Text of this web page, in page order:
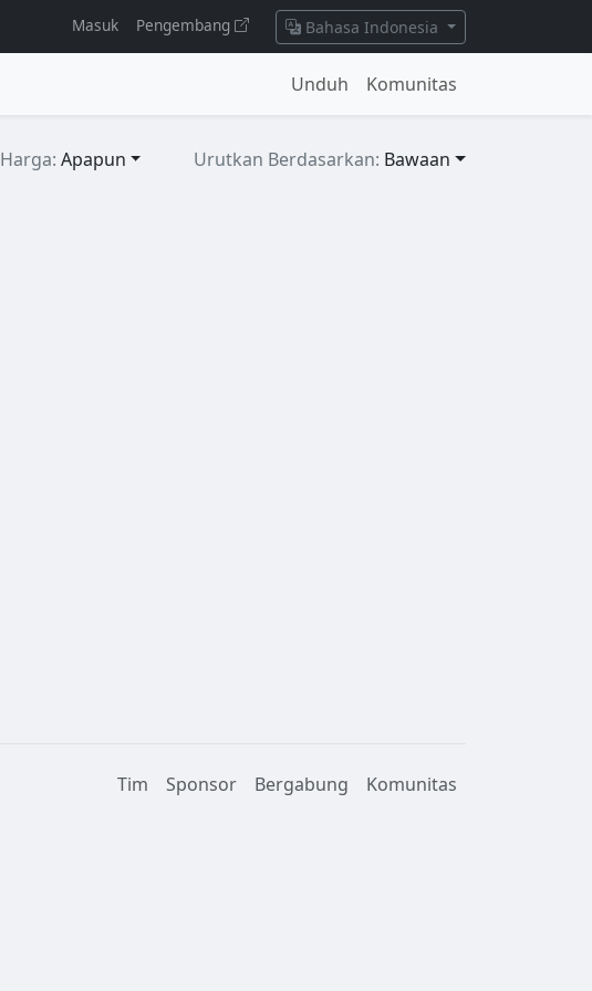
Masuk Pengembang Bahasa Indonesia
Unduh Komunitas
Harga: Apapun Urutkan Berdasarkan: Bawaan
Tim Sponsor Bergabung Komunitas